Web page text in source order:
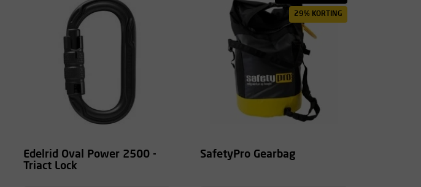
Edelrid Oval Power 2500 -
Triact Lock
29% KORTING
SafetyPro Gearbag